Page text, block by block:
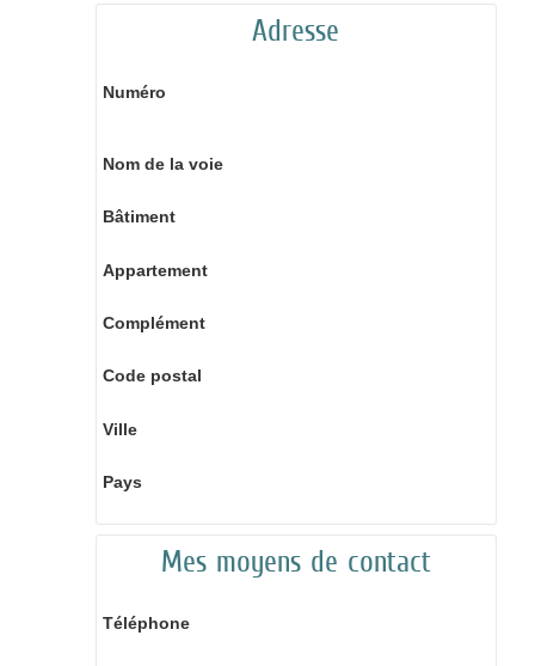
Adresse
Numéro
Nom de la voie
Bâtiment
Appartement
Complément
Code postal
Ville
Pays
Mes moyens de contact
Téléphone